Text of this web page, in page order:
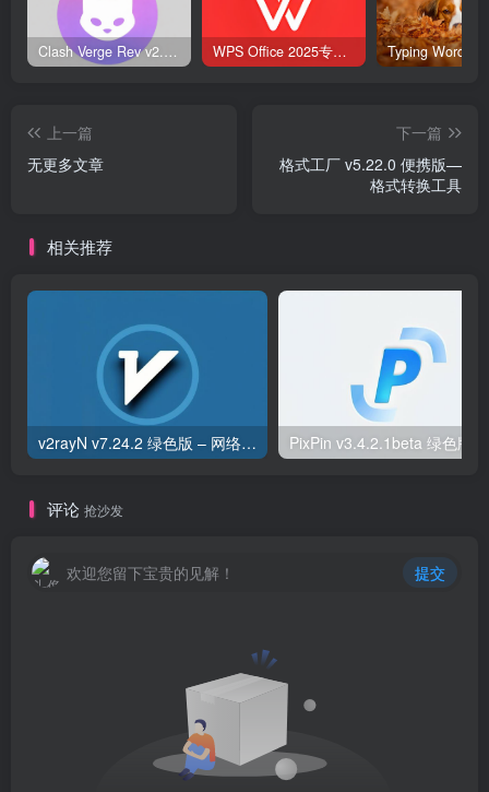
Clash Verge Rev v2.5.2 – 网络代理工具 WPS Office 2025专业版 v12.1.0.23542 v2 永久激活版
上一篇
无更多文章
下一篇
格式工厂 v5.22.0 便携版—
格式转换工具
相关推荐
v2rayN v7.24.2 绿色版 – 网络代理工具
评论 抢沙发
欢迎您留下宝贵的见解！ 提交